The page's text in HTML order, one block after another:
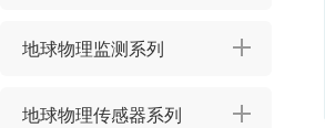
地球物理监测系列
地球物理传感器系列